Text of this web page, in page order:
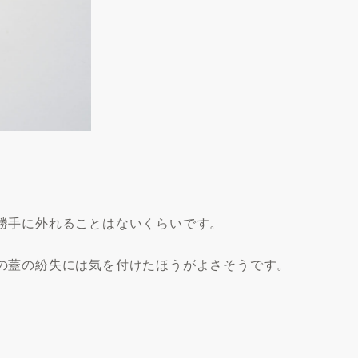
に外れることはないくらいです。
の紛失には気を付けたほうがよさそうです。